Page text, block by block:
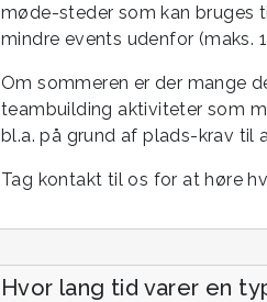
møde-steder som kan bruges
mindre events udenfor (maks.
Om sommeren er der mange
teambuilding aktiviteter som
bl.a. på grund af plads-krav til
Tag kontakt til os for at høre
Hvor lang tid varer en